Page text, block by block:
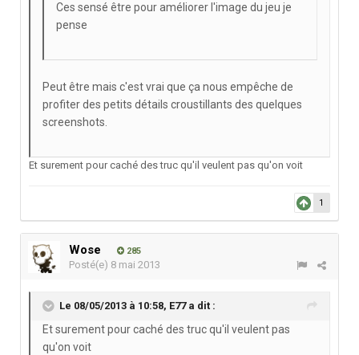
Ces sensé être pour améliorer l'image du jeu je
pense
Peut être mais c'est vrai que ça nous empêche de
profiter des petits détails croustillants des quelques
screenshots.
Et surement pour caché des truc qu'il veulent pas qu'on voit
1
Wose 285
Posté(e) 8 mai 2013
Le 08/05/2013 à 10:58, E77 a dit :
Et surement pour caché des truc qu'il veulent pas
qu'on voit